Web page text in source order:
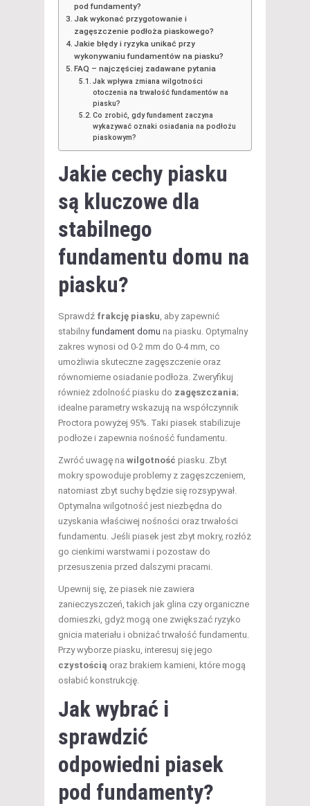
pod fundamenty?
Jak wykonać przygotowanie i
zagęszczenie podłoża piaskowego?
Jakie błędy i ryzyka unikać przy
wykonywaniu fundamentów na piasku?
FAQ – najczęściej zadawane pytania
Jak wpływa zmiana wilgotności
otoczenia na trwałość fundamentów na
piasku?
Co zrobić, gdy fundament zaczyna
wykazywać oznaki osiadania na podłożu
piaskowym?
Jakie cechy piasku
są kluczowe dla
stabilnego
fundamentu domu na
piasku?
Sprawdź frakcję piasku , aby zapewnić
stabilnyfundament domu na piasku. Optymalny
zakres wynosi od 0-2 mm do 0-4 mm, co
umożliwia skuteczne zagęszczenie oraz
równomierne osiadanie podłoża. Zweryfikuj
również zdolność piasku do zagęszczania;
idealne parametry wskazują na współczynnik
Proctora powyżej 95%. Taki piasek stabilizuje
podłoże i zapewnia nośność fundamentu.
Zwróć uwagę na wilgotność piasku. Zbyt
mokry spowoduje problemy z zagęszczeniem,
natomiast zbyt suchy będzie się rozsypywał.
Optymalna wilgotność jest niezbędna do
uzyskania właściwej nośności oraz trwałości
fundamentu. Jeśli piasek jest zbyt mokry, rozłóż
go cienkimi warstwami i pozostaw do
przesuszenia przed dalszymi pracami.
Upewnij się, że piasek nie zawiera
zanieczyszczeń, takich jak glina czy organiczne
domieszki, gdyż mogą one zwiększać ryzyko
gnicia materiału i obniżać trwałość fundamentu.
Przy wyborze piasku, interesuj się jego
czystością oraz brakiem kamieni, które mogą
osłabić konstrukcję.
Jak wybrać i
sprawdzić
odpowiedni piasek
pod fundamenty?